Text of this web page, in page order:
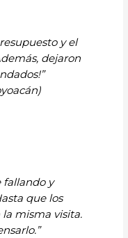
y el
dejaron
fallando y
que los
misma visita.